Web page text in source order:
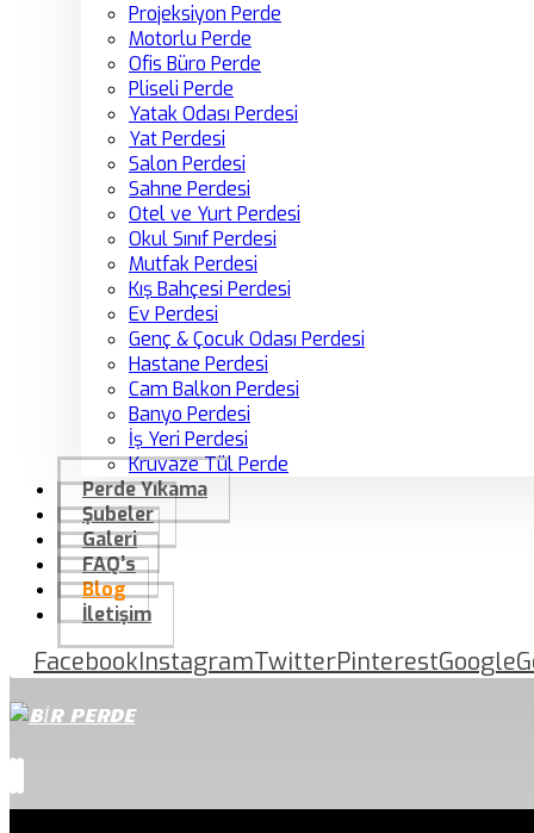
Projeksiyon Perde
Motorlu Perde
Ofis Büro Perde
Pliseli Perde
Yatak Odası Perdesi
Yat Perdesi
Salon Perdesi
Sahne Perdesi
Otel ve Yurt Perdesi
Okul Sınıf Perdesi
Mutfak Perdesi
Kış Bahçesi Perdesi
Ev Perdesi
Genç & Çocuk Odası Perdesi
Hastane Perdesi
Cam Balkon Perdesi
Banyo Perdesi
İş Yeri Perdesi
Kruvaze Tül Perde
Perde Yıkama
Şubeler
Galeri
FAQ’s
Blog
İletişim
FacebookInstagramTwitterPinterestGoogle